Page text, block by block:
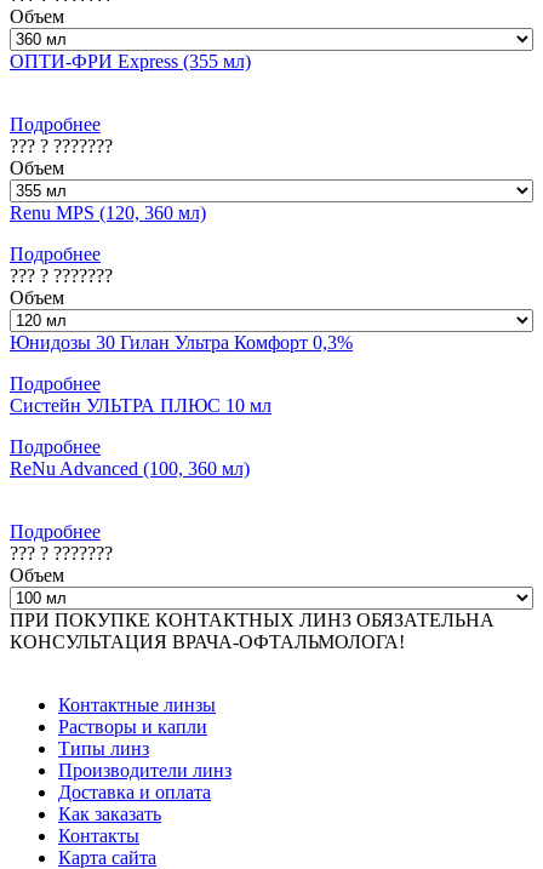
Объем
ОПТИ-ФРИ Express (355 мл)
Подробнее
??? ? ???????
Объем
Renu MPS (120, 360 мл)
Подробнее
??? ? ???????
Объем
Юнидозы 30 Гилан Ультра Комфорт 0,3%
Подробнее
Систейн УЛЬТРА ПЛЮС 10 мл
Подробнее
ReNu Advanced (100, 360 мл)
Подробнее
??? ? ???????
Объем
ПРИ ПОКУПКЕ КОНТАКТНЫХ ЛИНЗ ОБЯЗАТЕЛЬНА
КОНСУЛЬТАЦИЯ ВРАЧА-ОФТАЛЬМОЛОГА!
Контактные линзы
Растворы и капли
Типы линз
Производители линз
Доставка и оплата
Как заказать
Контакты
Карта сайта